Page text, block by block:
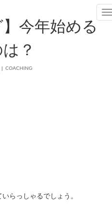
今年始める
？
COACHING
らっしゃるでしょう。